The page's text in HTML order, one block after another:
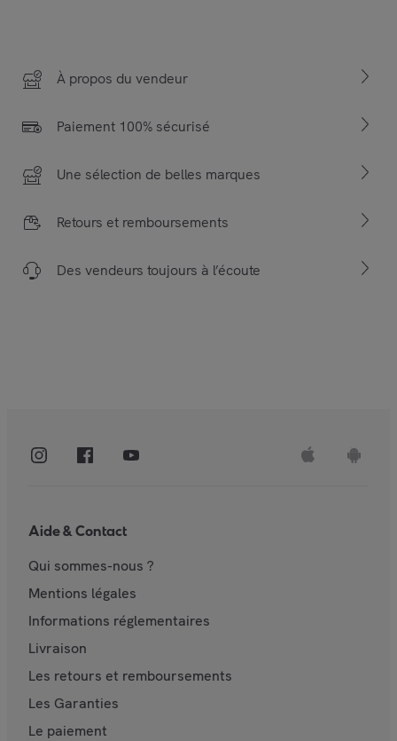
À propos du vendeur
Paiement 100% sécurisé
Une sélection de belles marques
Retours et remboursements
Des vendeurs toujours à l’écoute
Aide & Contact
Qui sommes-nous ?
Mentions légales
Informations réglementaires
Livraison
Les retours et remboursements
Les Garanties
Le paiement